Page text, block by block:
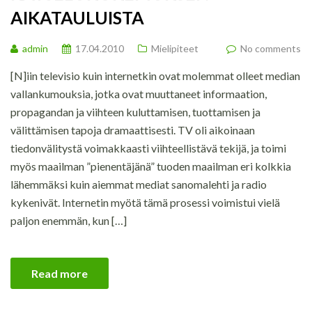
AIKATAULUISTA
admin 17.04.2010 Mielipiteet No comments
[N]iin televisio kuin internetkin ovat molemmat olleet median
vallankumouksia, jotka ovat muuttaneet informaation,
propagandan ja viihteen kuluttamisen, tuottamisen ja
välittämisen tapoja dramaattisesti. TV oli aikoinaan
tiedonvälitystä voimakkaasti viihteellistävä tekijä, ja toimi
myös maailman ”pienentäjänä” tuoden maailman eri kolkkia
lähemmäksi kuin aiemmat mediat sanomalehti ja radio
kykenivät. Internetin myötä tämä prosessi voimistui vielä
paljon enemmän, kun […]
Read more